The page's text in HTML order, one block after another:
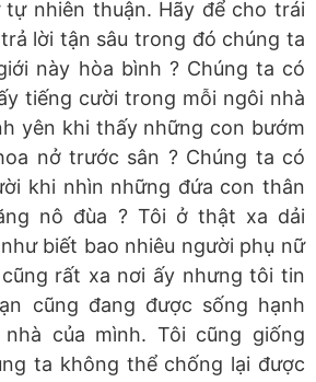
nhiên thuận. Hãy để cho trái
lời tận sâu trong đó chúng ta
này hòa bình ? Chúng ta có
tiếng cười trong mỗi ngôi nhà
yên khi thấy những con bướm
nở trước sân ? Chúng ta có
khi nhìn những đứa con thân
nô đùa ? Tôi ở thật xa dải
biết bao nhiêu người phụ nữ
rất xa nơi ấy nhưng tôi tin
cũng đang được sống hạnh
của mình. Tôi cũng giống
ta không thể chống lại được